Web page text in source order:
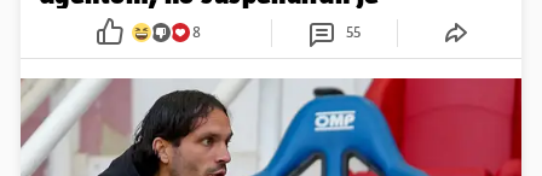
8 55